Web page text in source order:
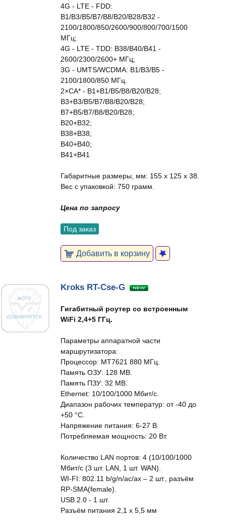
4G - LTE - FDD:
B1/B3/B5/B7/B8/B20/B28/B32 -
2100/1800/850/2600/900/800/700/1500
МГц;
4G - LTE - TDD: B38/B40/B41 -
2600/2300/2600+ МГц;
3G - UMTS/WCDMA: B1/B3/B5 -
2100/1800/850 МГц.
2×СА* - B1+B1/B5/B8/B20/B28;
B3+B3/B5/B7/B8/B20/B28;
B7+B5/B7/B8/B20/B28;
B20+B32;
B38+B38;
B40+B40;
B41+B41
Габаритные размеры, мм: 155 x 125 x 38.
Вес с упаковкой: 750 грамм.
Цена по запросу
Под заказ
Добавить в корзину
Kroks RT-Cse-G
Гигабитный роутер со встроенным
WiFi 2,4+5 ГГц.
Параметры аппаратной части
маршрутизатора:
Процессор: MT7621 880 МГц.
Память ОЗУ: 128 MB.
Память ПЗУ: 32 MB.
Ethernet: 10/100/1000 Мбит/c.
Диапазон рабочих температур: от -40 до
+50 °C.
Напряжение питания: 6-27 В.
Потребляемая мощность: 20 Вт.
Количество LAN портов: 4 (10/100/1000
Мбит/с (3 шт. LAN, 1 шт. WAN).
WI-FI: 802.11 b/g/n/ac/ax – 2 шт., разъём
RP-SMA(female).
USB 2.0 - 1 шт.
Разъём питания 2,1 х 5,5 мм